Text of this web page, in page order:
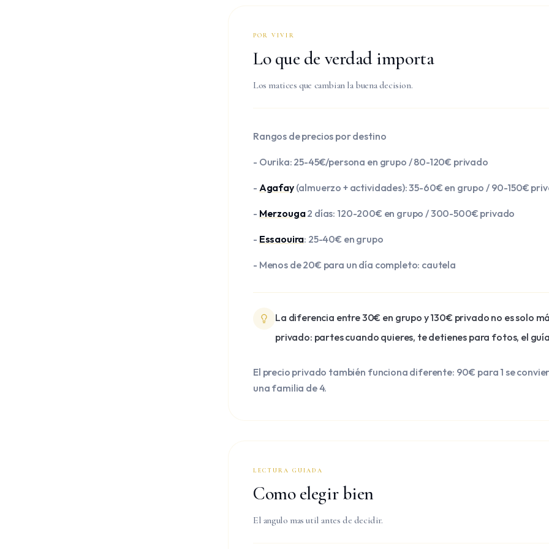
POR VIVIR
Lo que de verdad importa
Los matices que cambian la buena decision.
Rangos de precios por destino
- Ourika: 25-45€/persona en grupo / 80-120€ privado
- Agafay(almuerzo + actividades): 35-60€ en grupo / 90-150€
- Merzouga2 días: 120-200€ en grupo / 300-500€ privado
- Essaouira: 25-40€ en grupo
- Menos de 20€ para un día completo: cautela
La diferencia entre 30€ en grupo y 130€ privado no es solo
privado: partes cuando quieres, te detienes para fotos, el
El precio privado también funciona diferente: 90€ para 1 se
una familia de 4.
LECTURA GUIADA
Como elegir bien
El angulo mas util antes de decidir.